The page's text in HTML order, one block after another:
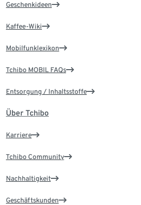
Geschenkideen
Kaffee-Wiki
Mobilfunklexikon
Tchibo MOBIL FAQs
Entsorgung / Inhaltsstoffe
Über Tchibo
Karriere
Tchibo Community
Nachhaltigkeit
Geschäftskunden